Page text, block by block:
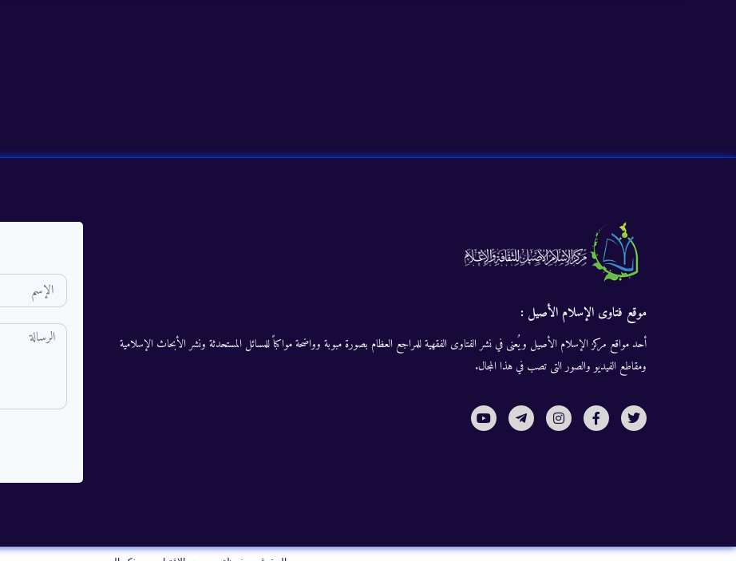
موقع فتاوى الإسلام الأصيل :
أحد مواقع مركز الإسلام الأصيل ويُعنى في نشر الفتاوى الفقهية للمراجع العظام بصورة مبوبة وواضحة مواكباً للمسائل المستحدثة ونشر الأبحاث الإسلامية
ومقاطع الفيديو والصور التى تصب في هذا المجال.